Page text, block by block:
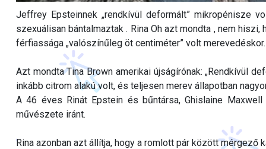
Jeffrey Epsteinnek „rendkívül deformált” mikropénisze
szexuálisan bántalmaztak . Rina Oh azt mondta , nem
férfiassága „valószínűleg öt centiméter” volt merevedéskor.
Azt mondta Tina Brown amerikai újságírónak: „Rendkívül
inkább citrom alakú volt, és teljesen merev állapotban
A 46 éves Rinát Epstein és bűntársa, Ghislaine
művészete iránt.
Rina azonban azt állítja, hogy a romlott pár között mérgező